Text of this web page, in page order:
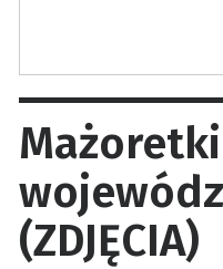
(ZDJĘCIA)